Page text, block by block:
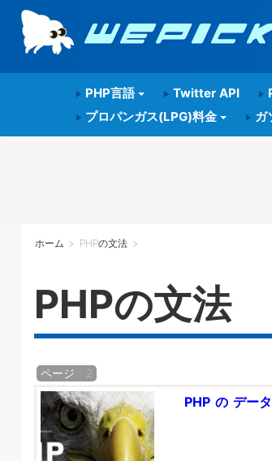
PHP言語 Twitter API
プロパンガス(LPG)料金
ガ
ホーム > PHPの文法 >
PHPの文法
ページ : 2
PHP の デー